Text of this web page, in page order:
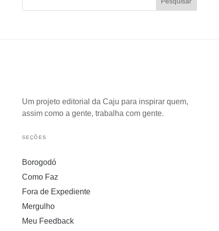
Um projeto editorial da Caju para inspirar quem,
assim como a gente, trabalha com gente.
SEÇÕES
Borogodó
Como Faz
Fora de Expediente
Mergulho
Meu Feedback